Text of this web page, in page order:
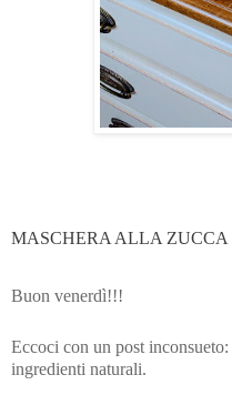
MASCHERA ALLA ZUCCA
Buon venerdì!!!
Eccoci con un post
ingredienti naturali.